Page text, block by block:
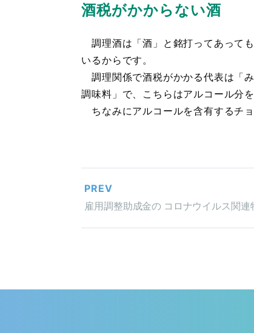
酒税がかからない酒
調理酒は「酒」と銘打ってあって
いるからです。
調理関係で酒税がかかる代表は「
調味料」で、こちらはアルコール分
ちなみにアルコールを含有するチ
PREV
雇用調整助成金の コロナウイルス関